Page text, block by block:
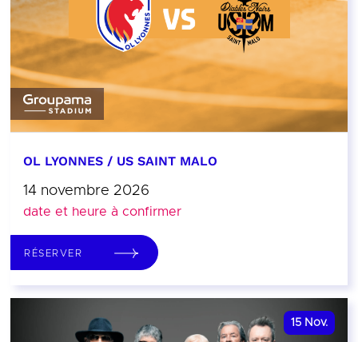
OL LYONNES / US SAINT MALO
14 novembre 2026
date et heure à confirmer
RÉSERVER
15 Nov.